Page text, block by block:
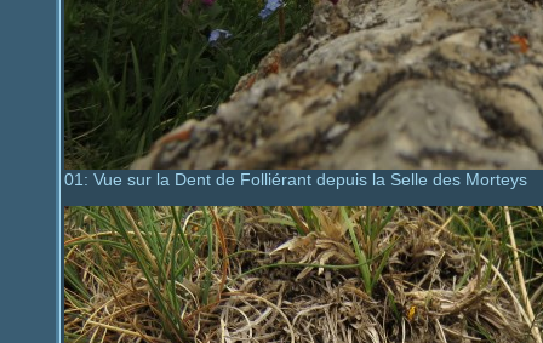
01: Vue sur la Dent de Folliérant depuis la Selle des Morteys